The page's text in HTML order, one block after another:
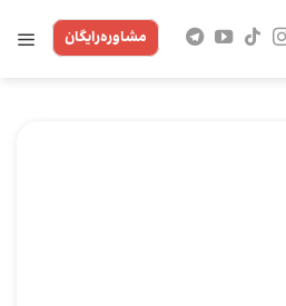
مشاوره‌رایگان